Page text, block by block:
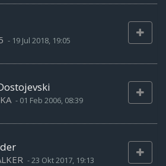
- 19 Jul 2018, 19:05
- 01 Feb 2006, 08:39
-23 Okt 2017, 19:13